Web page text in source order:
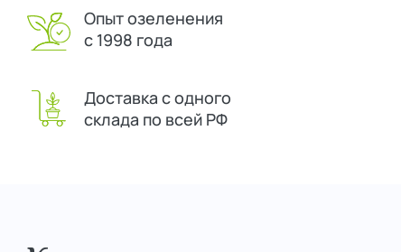
Опыт озеленения
с 1998 года
Доставка с одного
склада по всей РФ